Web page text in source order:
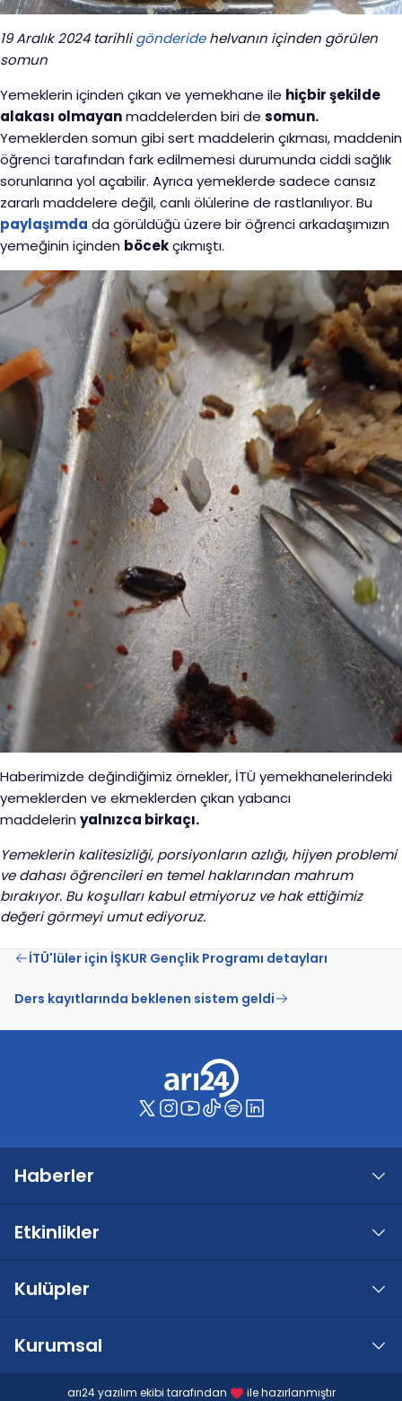
19 Aralık 2024 tarihligönderidehelvanın içinden görülen
somun
Yemeklerin içinden çıkan ve yemekhane ile hiçbir şekilde
alakası olmayanmaddelerden biri de somun.
Yemeklerden somun gibi sert maddelerin çıkması, maddenin
öğrenci tarafından fark edilmemesi durumunda ciddi sağlık
sorunlarına yol açabilir. Ayrıca yemeklerde sadece cansız
zararlı maddelere değil, canlı ölülerine de rastlanılıyor. Bu
paylaşımda da görüldüğü üzere bir öğrenci arkadaşımızın
yemeğinin içinden böcekçıkmıştı.
Haberimizde değindiğimiz örnekler, İTÜ yemekhanelerindeki
yemeklerden ve ekmeklerden çıkan yabancı
maddelerin yalnızca birkaçı.
Yemeklerin kalitesizliği, porsiyonların azlığı, hijyen problemi
ve dahası öğrencileri en temel haklarından mahrum
bırakıyor. Bu koşulları kabul etmiyoruz ve hak ettiğimiz
değeri görmeyi umut ediyoruz.
İTÜ'lüler için İŞKUR Gençlik Programı detayları
Ders kayıtlarında beklenen sistem geldi
Haberler
Etkinlikler
Kulüpler
Kurumsal
arı24 yazılım ekibi tarafından ile hazırlanmıştır